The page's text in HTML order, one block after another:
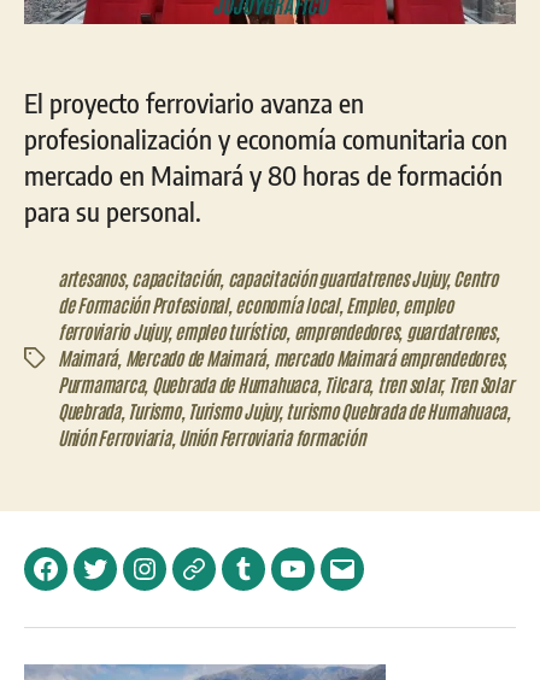
El proyecto ferroviario avanza en
profesionalización y economía comunitaria con
mercado en Maimará y 80 horas de formación
para su personal.
Etiquetas
artesanos, capacitación, capacitación guardatrenes Jujuy,Centro
de Formación Profesional, economía local, Empleo, empleo
ferroviario Jujuy,empleo turístico, emprendedores, guardatrenes,
Maimará, Mercado de Maimará, mercado Maimará emprendedores,
Purmamarca, Quebrada de Humahuaca, Tilcara, tren solar, Tren Solar
Quebrada, Turismo, Turismo Jujuy,turismo Quebrada de Humahuaca,
Unión Ferroviaria, Unión Ferroviaria formación
FacebookTwitterInstagramTelegramTumblrYouTubeCorreo